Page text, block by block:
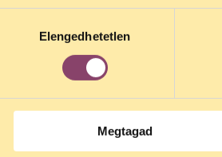
kiválasztásaElengedhetetlen
Megtagad
alatt is elér minket.